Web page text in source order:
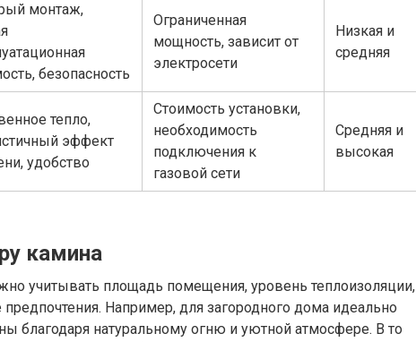
монтаж,
безопасность
Ограниченная
мощность, зависит от
электросети
Низкая и
средняя
тепло,
эффект
удобство
Стоимость установки,
необходимость
подключения к
газовой сети
Средняя и
высокая
камина
учитывать площадь помещения, уровень теплоизоляции,
Например, для загородного дома идеально
благодаря натуральному огню и уютной атмосфере. В то